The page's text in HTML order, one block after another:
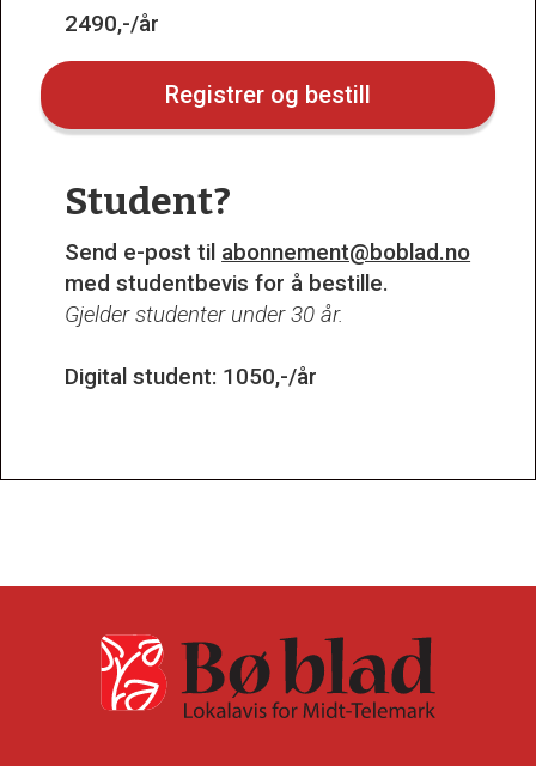
2490,-/år
Registrer og bestill
Student?
Send e-post til abonnement@boblad.no
med studentbevis for å bestille.
Gjelder studenter under 30 år.
Digital student: 1050,-/år